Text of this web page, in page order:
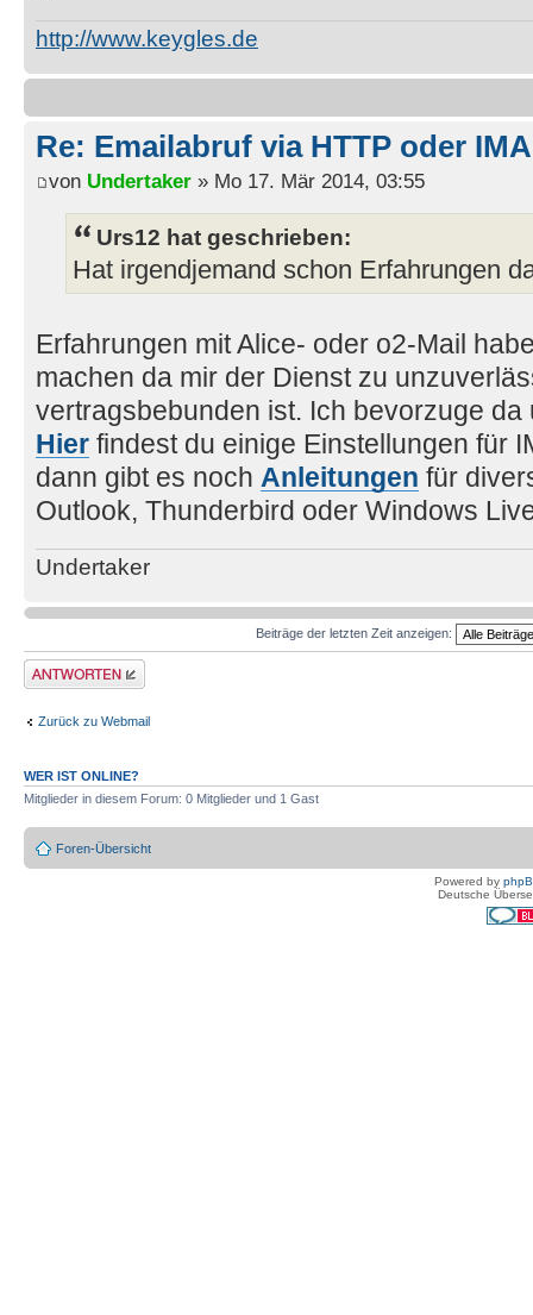
http://www.keygles.de
Re: Emailabruf via HTTP oder
von Undertaker » Mo 17. Mär 2014, 03:55
Urs12 hat geschrieben:
Hat irgendjemand schon Erfahrungen
Erfahrungen mit Alice- oder o2-Mail
machen da mir der Dienst zu
vertragsbebunden ist. Ich bevorzuge
Hier findest du einige Einstellungen für
dann gibt es noch Anleitungen für
Outlook, Thunderbird oder Windows
Undertaker
Beiträge der letzten Zeit anzeigen:
Antwort erstellen
Zurück zu Webmail
WER IST ONLINE?
Mitglieder in diesem Forum: 0 Mitglieder und 1 Gast
Foren-Übersicht
Powered by
Deutsche